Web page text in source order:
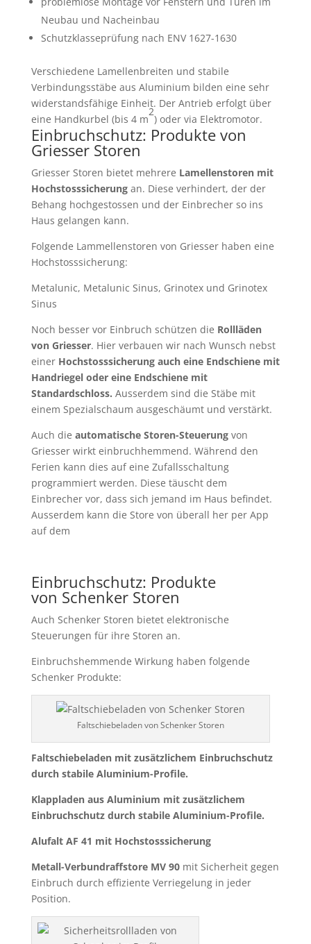
Neubau und Nacheinbau
Schutzklasseprüfung nach ENV 1627-1630
Verschiedene Lamellenbreiten und stabile
Verbindungsstäbe aus Aluminium bilden eine sehr
widerstandsfähige Einheit. Der Antrieb erfolgt über
eine Handkurbel (bis 4 m
2
) oder via Elektromotor.
Einbruchschutz: Produkte von
Griesser Storen
Griesser Storen bietet mehrere Lamellenstoren mit
Hochstosssicherungan. Diese verhindert, der der
Behang hochgestossen und der Einbrecher so ins
Haus gelangen kann.
Folgende Lammellenstoren von Griesser haben eine
Hochstosssicherung:
Metalunic, Metalunic Sinus, Grinotex und Grinotex
Sinus
Noch besser vor Einbruch schützen die Rollläden
von Griesser. Hier verbauen wir nach Wunsch nebst
einerHochstosssicherung auch eine Endschiene mit
Handriegel oder eine Endschiene mit
Standardschloss. Ausserdem sind die Stäbe mit
einem Spezialschaum ausgeschäumt und verstärkt.
Auch die automatische Storen-Steuerungvon
Griesser wirkt einbruchhemmend. Während den
Ferien kann dies auf eine Zufallsschaltung
programmiert werden. Diese täuscht dem
Einbrecher vor, dass sich jemand im Haus befindet.
Ausserdem kann die Store von überall her per App
auf dem
Einbruchschutz: Produkte
von Schenker Storen
Auch Schenker Storen bietet elektronische
Steuerungen für ihre Storen an.
Einbruchshemmende Wirkung haben folgende
Schenker Produkte:
Faltschiebeladen von Schenker Storen
Faltschiebeladen mit zusätzlichem Einbruchschutz
durch stabile Aluminium-Profile.
Klappladen aus Aluminium mit zusätzlichem
Einbruchschutz durch stabile Aluminium-Profile.
Alufalt AF 41 mit Hochstosssicherung
Metall-Verbundraffstore MV 90mit Sicherheit gegen
Einbruch durch effiziente Verriegelung in jeder
Position.